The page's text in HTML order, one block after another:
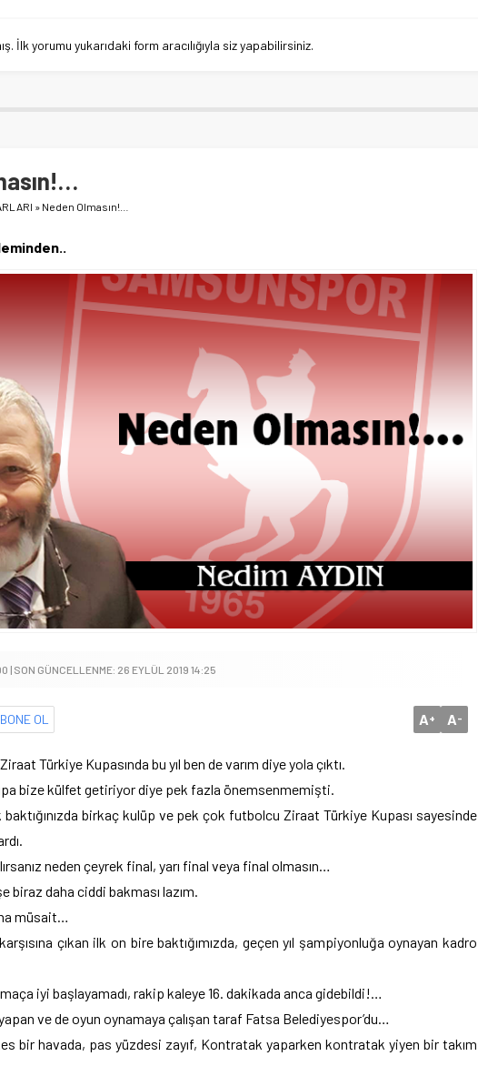
İlk yorumu yukarıdaki form aracılığıyla siz yapabilirsiniz.
» Neden Olmasın!…
| SON GÜNCELLENME: 26 EYLÜL 2019 14:25
OL A+ A-
Türkiye Kupasında bu yıl ben de varım diye yola çıktı.
bize külfet getiriyor diye pek fazla önemsenmemişti.
birkaç kulüp ve pek çok futbolcu Ziraat Türkiye Kupası sayesinde
neden çeyrek final, yarı final veya final olmasın…
biraz daha ciddi bakması lazım.
müsait…
çıkan ilk on bire baktığımızda, geçen yıl şampiyonluğa oynayan kadro
iyi başlayamadı, rakip kaleye 16. dakikada anca gidebildi!…
ve de oyun oynamaya çalışan taraf Fatsa Belediyespor’du…
bir havada, pas yüzdesi zayıf, Kontratak yaparken kontratak yiyen bir takım